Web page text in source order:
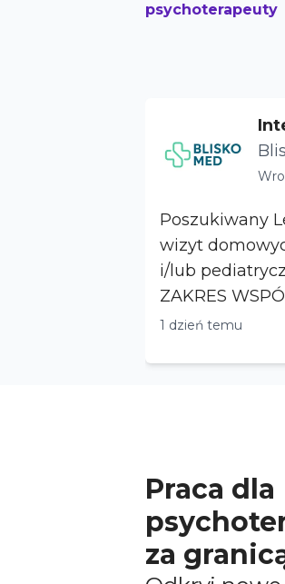
psychoterapeuty
Poszukiwany
wizyt
i/lub
ZAKRES WSPÓŁPRACY *
domowych u ...
1 dzień temu
Praca dla
za